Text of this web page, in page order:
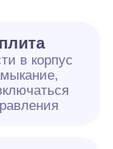
в корпус